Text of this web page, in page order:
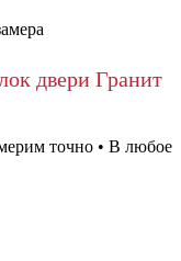
двери Гранит
точно • В любое